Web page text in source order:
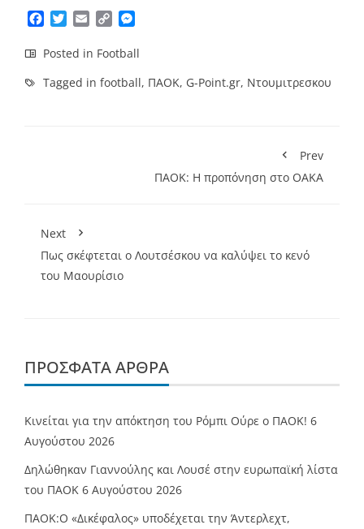
Facebook
TwitterEmailCopy
Posted in Football
Tagged in football, ΠΑΟΚ, G-Point.gr, Ντουμιτρεσκου
Prev
ΠΑΟΚ: Η προπόνηση στο ΟΑΚΑ
Next
Πως σκέφτεται ο Λουτσέσκου να καλύψει το κενό
του Μαουρίσιο
ΠΡΌΣΦΑΤΑ ΆΡΘΡΑ
Κινείται για την απόκτηση του Ρόμπι Ούρε ο ΠΑΟΚ! 6
Αυγούστου 2026
Δηλώθηκαν Γιαννούλης και Λουσέ στην ευρωπαϊκή λίστα
του ΠΑΟΚ 6 Αυγούστου 2026
ΠΑΟΚ:Ο «Δικέφαλος» υποδέχεται την Άντερλεχτ,